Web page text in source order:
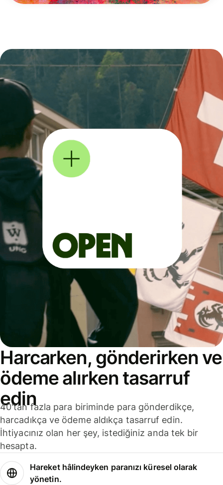
Harcarken, gönderirken ve
ödeme alırken tasarruf
edin
40'tan fazla para biriminde para gönderdikçe,
harcadıkça ve ödeme aldıkça tasarruf edin.
İhtiyacınız olan her şey, istediğiniz anda tek bir
hesapta.
Hareket hâlindeyken paranızı küresel olarak
yönetin.